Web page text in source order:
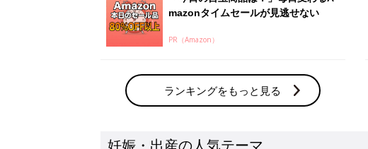
「まいにちのたまひよ」出産レポート
たまひよのアプリに寄せられた先輩ママの出産
体験談